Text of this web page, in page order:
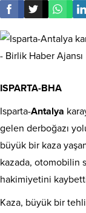
ISPARTA-BHA
Isparta-Antalya
gelen derboğazı
büyük bir kaza
kazada, otomobilin
hakimiyetini
Kaza, büyük bir